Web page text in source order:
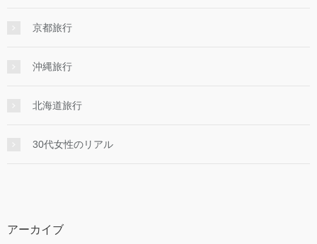
京都旅行
沖縄旅行
北海道旅行
30代女性のリアル
アーカイブ